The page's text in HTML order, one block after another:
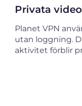
Privata
Planet VPN
utan loggning.
aktivitet förblir